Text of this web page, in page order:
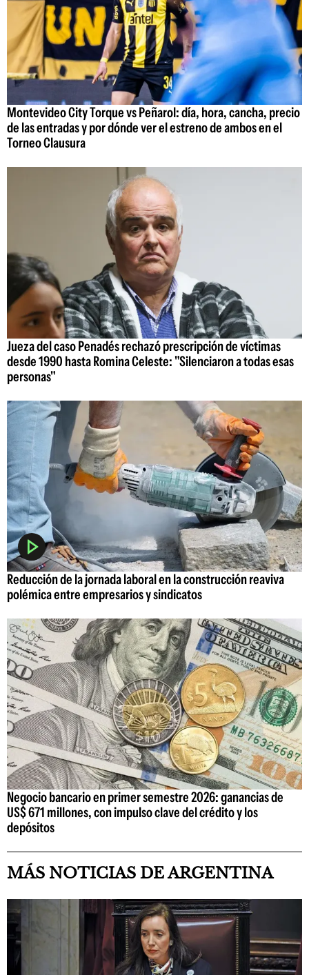
Montevideo City Torque vs Peñarol: día, hora, cancha, precio
de las entradas y por dónde ver el estreno de ambos en el
Torneo Clausura
Jueza del caso Penadés rechazó prescripción de víctimas
desde 1990 hasta Romina Celeste: "Silenciaron a todas esas
personas"
Reducción de la jornada laboral en la construcción reaviva
polémica entre empresarios y sindicatos
Negocio bancario en primer semestre 2026: ganancias de
US$ 671 millones, con impulso clave del crédito y los
depósitos
MÁS NOTICIAS DE ARGENTINA